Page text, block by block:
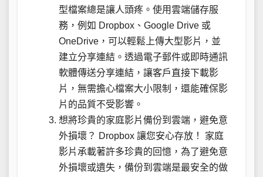
型檔案總是讓人頭疼。使用雲端儲存服
務，例如 Dropbox、Google Drive 或
OneDrive，可以輕鬆上傳大型影片，並
建立分享連結。透過電子郵件或即時通訊
軟體傳送分享連結，讓客戶直接下載影
片，無需擔心檔案大小限制，還能確保影
片的品質不受影響。
想將珍貴的家庭影片備份到雲端，避免意
外損壞？ Dropbox 讓您安心存放！ 家庭
影片承載著許多珍貴的回憶，為了避免意
外損壞或遺失，備份到雲端是最安全的做